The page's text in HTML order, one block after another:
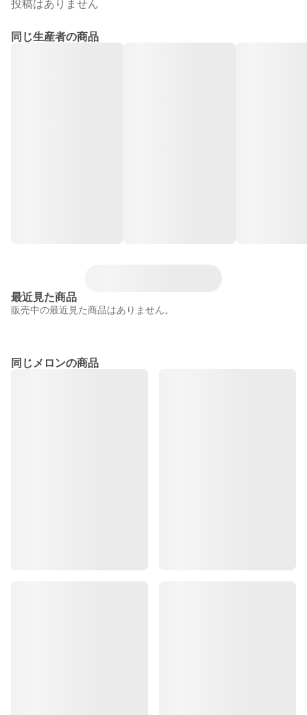
投稿はありません
同じ生産者の商品
最近見た商品
販売中の最近見た商品はありません。
同じメロンの商品